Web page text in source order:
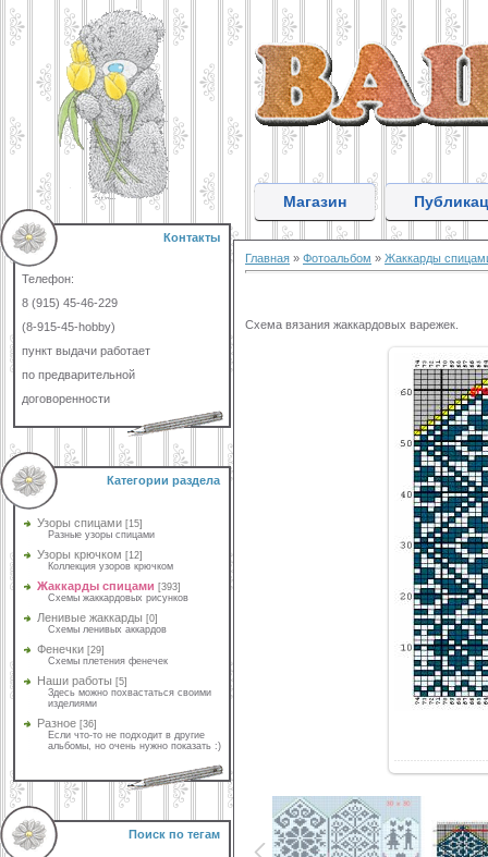
Контакты
Телефон:
8 (915) 45-46-229
(8-915-45-hobby)
пункт выдачи работает
по предварительной
договоренности
Категории раздела
Узоры спицами [15]
Разные узоры спицами
Узоры крючком [12]
Коллекция узоров крючком
Жаккарды спицами [393]
Схемы жаккардовых рисунков
Ленивые жаккарды [0]
Схемы ленивых аккардов
Фенечки [29]
Схемы плетения фенечек
Наши работы [5]
Здесь можно похвастаться своими
изделиями
Разное [36]
Если что-то не подходит в другие
альбомы, но очень нужно показать :)
Поиск по тегам
Магазин
Главная » Фотоальбом » Жаккарды
Схема вязания жаккардовых варежек.